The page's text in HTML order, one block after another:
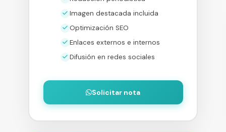
Imagen destacada incluida
Optimización SEO
Enlaces externos e internos
Difusión en redes sociales
Solicitar nota